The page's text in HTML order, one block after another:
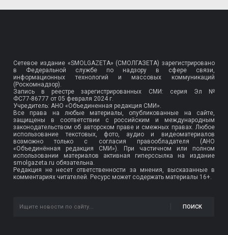
Сетевое издание «SMOLGAZETA» (СМОЛГАЗЕТА) зарегистрировано
в Федеральной службе по надзору в сфере связи,
информационных технологий и массовых коммуникаций
(Роскомнадзор).
Запись в реестре зарегистрированных СМИ: серия Эл №
ФС77-86777 от 05 февраля 2024 г.
Учредитель: АНО «Объединенная редакция СМИ».
Все права на любые материалы, опубликованные на сайте,
защищены в соответствии с российским и международным
законодательством об авторском праве и смежных правах. Любое
использование текстовых, фото, аудио и видеоматериалов
возможно только с согласия правообладателя (АНО
«Объединённая редакция СМИ»). При частичном или полном
использовании материалов активная гиперссылка на издание
smolgazeta.ru обязательна.
Редакция не несет ответственности за мнения, высказанные в
комментариях читателей. Ресурс может содержать материалы 16+.
ПОИСК